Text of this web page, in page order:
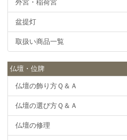
外宮・稲荷宮
盆提灯
取扱い商品一覧
仏壇・位牌
仏壇の飾り方Ｑ＆Ａ
仏壇の選び方Ｑ＆Ａ
仏壇の修理